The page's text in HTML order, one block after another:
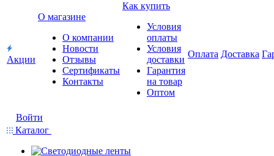
Акции
О магазине
О компании
Новости
Отзывы
Сертификаты
Контакты
Как купить
Условия
оплаты
Условия
доставки
Гарантия
на товар
Оптом
Оплата Доставка
Войти
Каталог